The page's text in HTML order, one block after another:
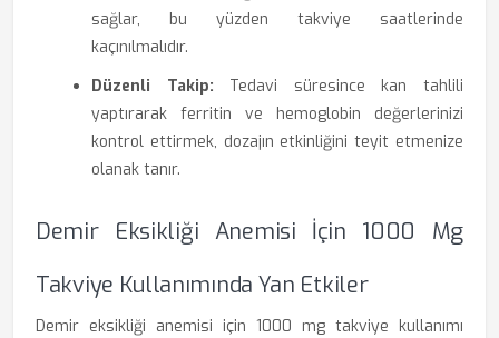
sağlar, bu yüzden takviye saatlerinde
kaçınılmalıdır.
Düzenli Takip: Tedavi süresince kan tahlili
yaptırarak ferritin ve hemoglobin değerlerinizi
kontrol ettirmek, dozajın etkinliğini teyit etmenize
olanak tanır.
Demir Eksikliği Anemisi İçin 1000 Mg
Takviye Kullanımında Yan Etkiler
Demir eksikliği anemisi için 1000 mg takviye kullanımı